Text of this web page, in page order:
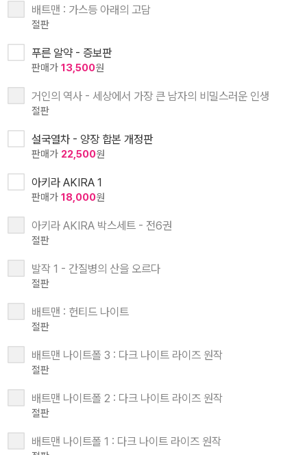
배트맨 : 가스등 아래의 고담
절판
푸른 알약 - 증보판
판매가 13,500원
거인의 역사 - 세상에서 가장 큰 남자의 비밀스러운 인생
절판
설국열차 - 양장 합본 개정판
판매가 22,500원
아키라 AKIRA 1
판매가 18,000원
아키라 AKIRA 박스세트 - 전6권
절판
발작 1 - 간질병의 산을 오르다
절판
배트맨 : 헌티드 나이트
절판
배트맨 나이트폴 3 : 다크 나이트 라이즈 원작
절판
배트맨 나이트폴 2 : 다크 나이트 라이즈 원작
절판
배트맨 나이트폴 1 : 다크 나이트 라이즈 원작